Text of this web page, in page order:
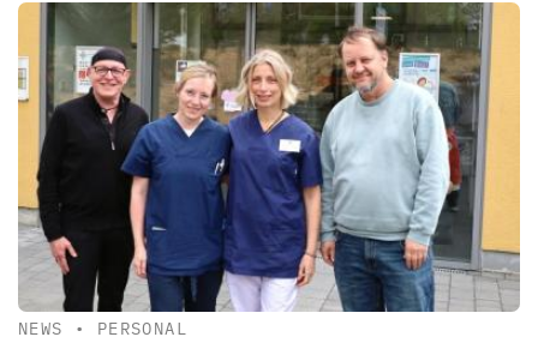
NEWS • PERSONAL